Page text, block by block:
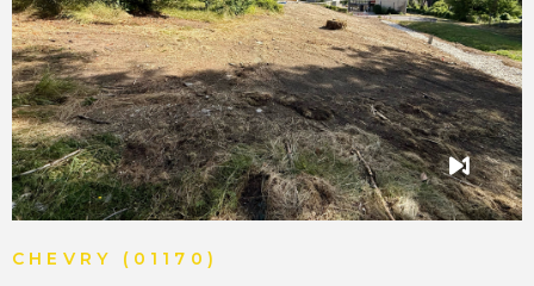
CHEVRY (01170)
VOIR LE BIEN